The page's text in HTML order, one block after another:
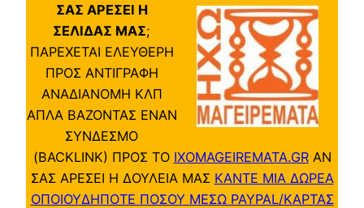
ΣΑΣ ΑΡΕΣΕΙ Η
ΣΕΛΙΔΑΣ ΜΑΣ;
ΠΑΡΕΧΕΤΑΙ ΕΛΕΥΘΕΡΗ
ΠΡΟΣ ΑΝΤΙΓΡΑΦΗ
ΑΝΑΔΙΑΝΟΜΗ ΚΛΠ
ΑΠΛΑ ΒΑΖΟΝΤΑΣ ΕΝΑΝ
ΣΥΝΔΕΣΜΟ
(BACKLINK) ΠΡΟΣ ΤΟ IXOMAGEIREMATA.GRΑΝ
ΣΑΣ ΑΡΕΣΕΙ Η ΔΟΥΛΕΙΑ ΜΑΣ ΚΑΝΤΕ ΜΙΑ ΔΩΡΕΑ
ΟΠΟΙΟΥΔΗΠΟΤΕ ΠΟΣΟΥ ΜΕΣΩ PAYPAL/ΚΑΡΤΑΣ